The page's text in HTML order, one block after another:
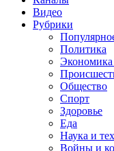
Видео
Рубрики
Политика
Экономика
Общество
Спорт
Здоровье
Еда
Наука и
Войны и